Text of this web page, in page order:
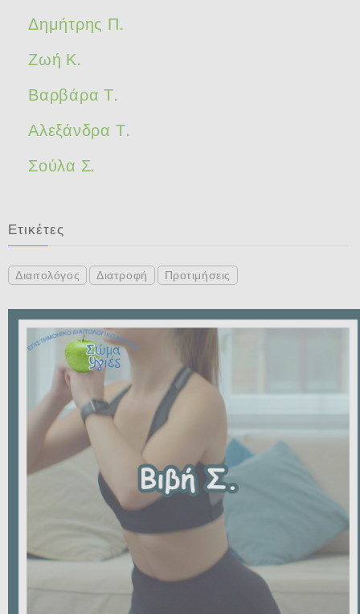
Δημήτρης Π.
Ζωή Κ.
Βαρβάρα Τ.
Αλεξάνδρα Τ.
Σούλα Σ.
Ετικέτες
Διαιτολόγος Διατροφή Προτιμήσεις